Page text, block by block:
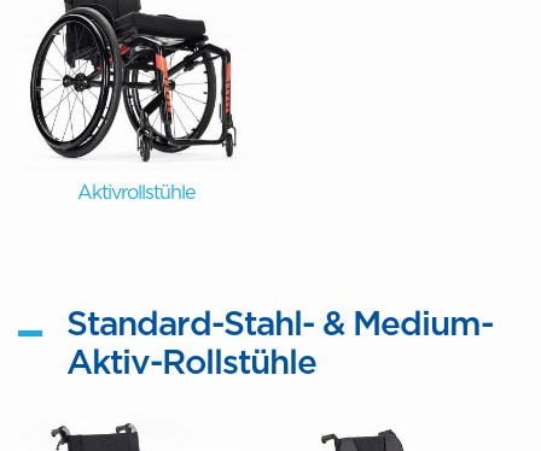
Aktivrollstühle
Standard-Stahl- & Medium-
Aktiv-Rollstühle